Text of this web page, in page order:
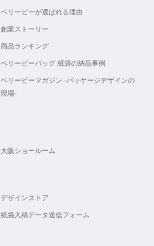
ベリービーが選ばれる理由
創業ストーリー
商品ランキング
ベリービーバッグ 紙袋の納品事例
ベリービーマガジン -パッケージデザインの
現場-
大阪ショールーム
デザインストア
紙袋入稿データ送信フォーム